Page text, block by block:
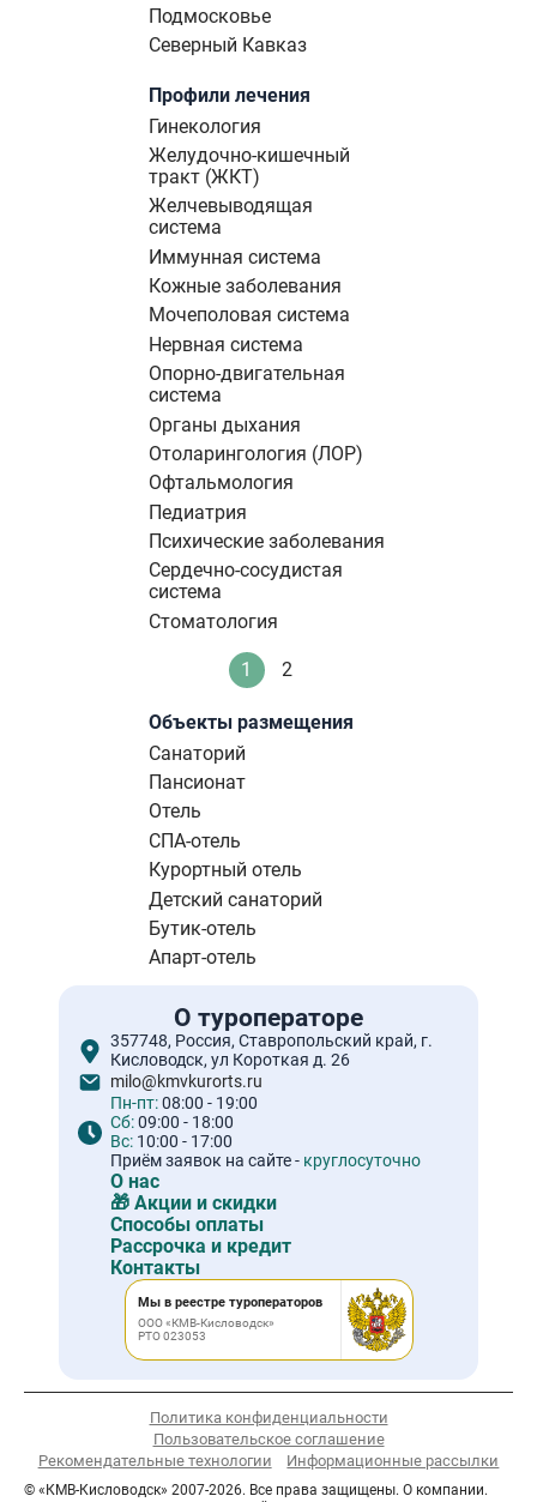
Подмосковье
Северный Кавказ
Профили лечения
Гинекология
Желудочно-кишечный
тракт (ЖКТ)
Желчевыводящая
система
Иммунная система
Кожные заболевания
Мочеполовая система
Нервная система
Опорно-двигательная
система
Органы дыхания
Отоларингология (ЛОР)
Офтальмология
Педиатрия
Психические заболевания
Сердечно-сосудистая
система
Стоматология
Нумерация
страниц Текущая
1 Стандартное
2
Объекты размещения
Санаторий
Пансионат
Отель
СПА-отель
Курортный отель
Детский санаторий
Бутик-отель
Апарт-отель
О туроператоре
357748, Россия, Ставропольский край, г.
Кисловодск, ул Короткая д. 26
milo@kmvkurorts.ru
Пн-пт:08:00 - 19:00
Сб:09:00 - 18:00
Вс: 10:00 - 17:00
Приём заявок на сайте - круглосуточно
О нас
🎁 Акции и скидки
Способы оплаты
Рассрочка и кредит
Контакты
Мы в реестре туроператоров
ООО «КМВ-Кисловодск»
РТО 023053
Политика конфиденциальности
Пользовательское соглашение
Рекомендательные технологии
Информационные рассылки
© «КМВ-Кисловодск» 2007-2026. Все права защищены. О компании.